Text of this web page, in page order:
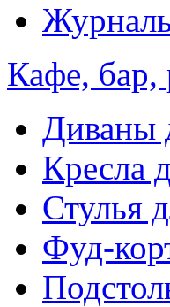
Кафе, бар,
Диваны
Кресла
Стулья
Фуд-